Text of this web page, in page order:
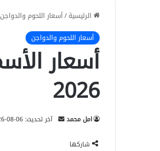
الرئيسية/أسعار اللحوم والدواجن
أسعار اللحوم والدواجن
2026
امل محمد آخر تحديث: 06-08-2026
شاركها